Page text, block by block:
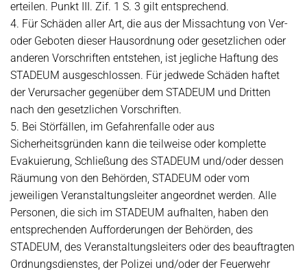
erteilen. Punkt III. Zif. 1 S. 3 gilt entsprechend.
4. Für Schäden aller Art, die aus der Missachtung von Ver-
oder Geboten dieser Hausordnung oder gesetzlichen oder
anderen Vorschriften entstehen, ist jegliche Haftung des
STADEUM ausgeschlossen. Für jedwede Schäden haftet
der Verursacher gegenüber dem STADEUM und Dritten
nach den gesetzlichen Vorschriften.
5. Bei Störfällen, im Gefahrenfalle oder aus
Sicherheitsgründen kann die teilweise oder komplette
Evakuierung, Schließung des STADEUM und/oder dessen
Räumung von den Behörden, STADEUM oder vom
jeweiligen Veranstaltungsleiter angeordnet werden. Alle
Personen, die sich im STADEUM aufhalten, haben den
entsprechenden Aufforderungen der Behörden, des
STADEUM, des Veranstaltungsleiters oder des beauftragten
Ordnungsdienstes, der Polizei und/oder der Feuerwehr